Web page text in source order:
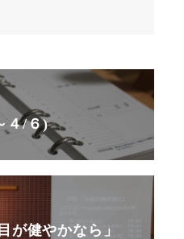
４/６)
が健やかなら」